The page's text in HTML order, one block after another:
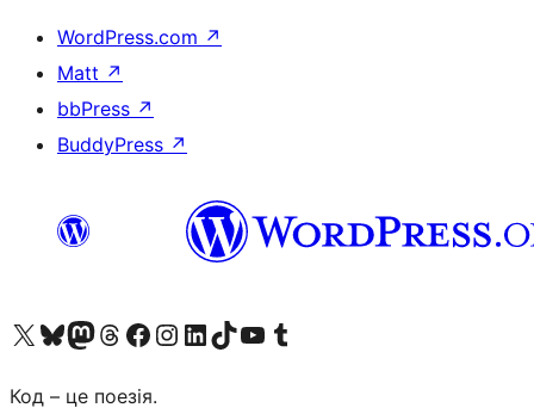
WordPress.com ↗
Matt ↗
bbPress ↗
BuddyPress ↗
Visit our X (formerly Twitter) account
Visit our Bluesky account
Завітайте до нашої стрічки в Mastodon
Visit our Threads account
Завітайте на нашу сторінку в Facebook
Visit our Instagram account
Visit our LinkedIn account
Visit our TikTok account
Visit our YouTube channel
Visit our Tumblr account
Код – це поезія.